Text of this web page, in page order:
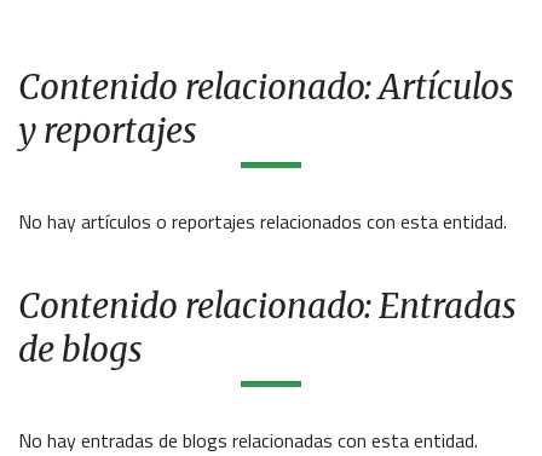
Contenido relacionado: Artículos
y reportajes
No hay artículos o reportajes relacionados con esta entidad.
Contenido relacionado: Entradas
de blogs
No hay entradas de blogs relacionadas con esta entidad.